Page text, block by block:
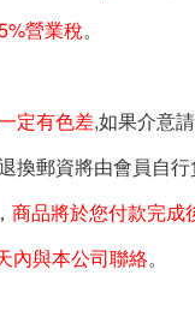
營業稅。
定有色差,如果介意
換郵資將由會員自行
商品將於您付款完成
內與本公司聯絡。